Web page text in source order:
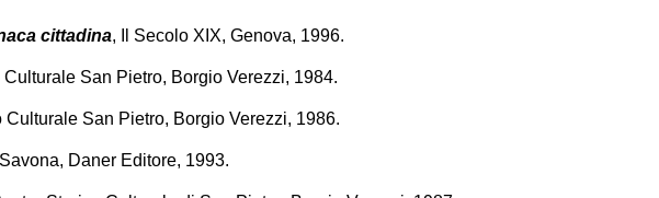
cittadina, Il Secolo XIX, Genova, 1996.
Culturale San Pietro, Borgio Verezzi, 1984.
Culturale San Pietro, Borgio Verezzi, 1986.
Daner Editore, 1993.